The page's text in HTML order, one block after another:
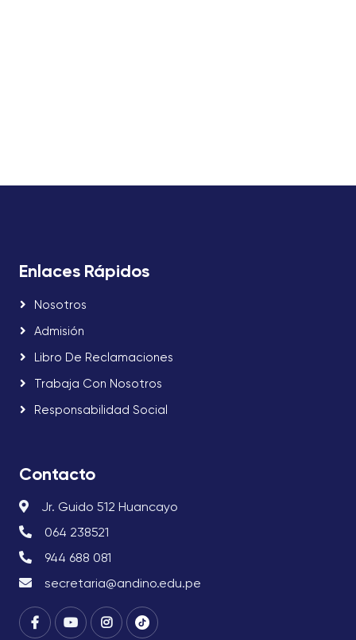
Enlaces Rápidos
Nosotros
Admisión
Libro De Reclamaciones
Trabaja Con Nosotros
Responsabilidad Social
Contacto
Jr. Guido 512 Huancayo
064 238521
944 688 081
secretaria@andino.edu.pe